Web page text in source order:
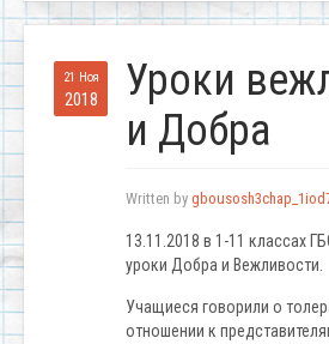
21 Ноя
2018
Уроки
и Добра
Written by
13.11.2018 в 1-11 классах
уроки Добра и Вежливости.
Учащиеся говорили о
отношении к